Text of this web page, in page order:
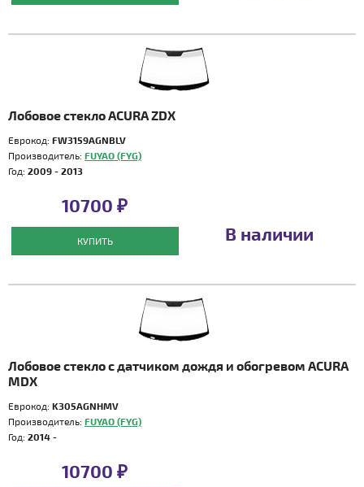
Лобовое стекло ACURA ZDX
Еврокод: FW3159AGNBLV
Производитель: FUYAO (FYG)
Год: 2009 - 2013
10700 ₽
КУПИТЬ В наличии
Лобовое стекло с датчиком дождя и обогревом ACURA
MDX
Еврокод: K305AGNHMV
Производитель: FUYAO (FYG)
Год: 2014 -
10700 ₽